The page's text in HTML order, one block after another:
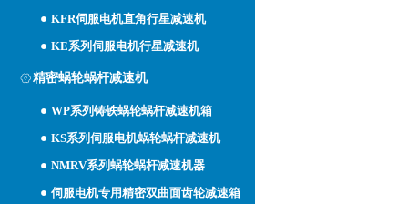
KFR伺服电机直角行星减速机
KE系列伺服电机行星减速机
精密蜗轮蜗杆减速机
WP系列铸铁蜗轮蜗杆减速机箱
KS系列伺服电机蜗轮蜗杆减速机
NMRV系列蜗轮蜗杆减速机器
伺服电机专用精密双曲面齿轮减速箱